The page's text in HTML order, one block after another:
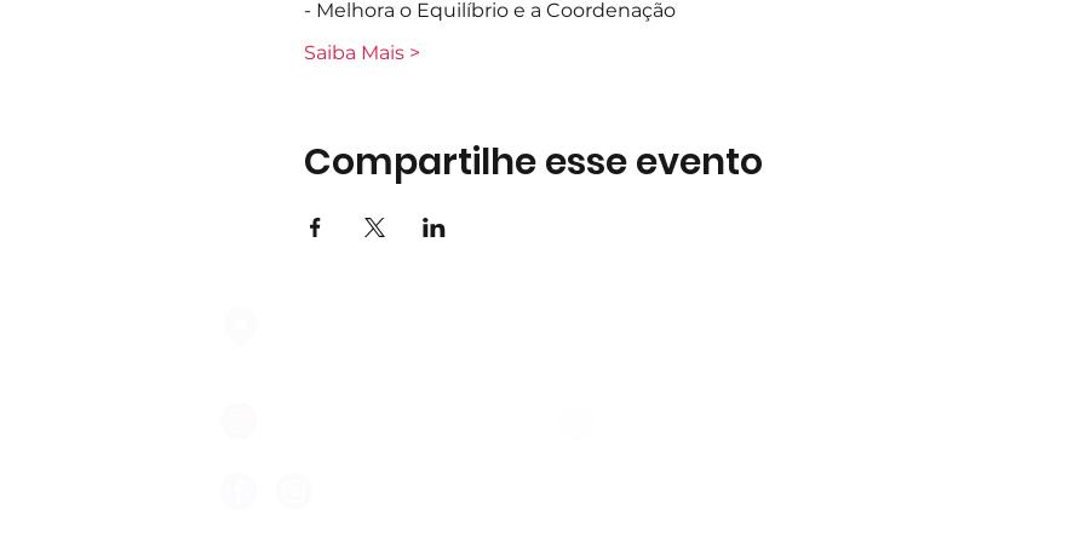
- Melhora o Equilíbrio e a Coordenação
Saiba Mais >
Compartilhe esse evento